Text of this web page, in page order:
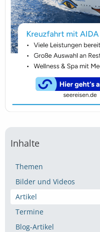
Inhalte
Themen
Bilder und Videos
Artikel
Termine
Blog-Artikel